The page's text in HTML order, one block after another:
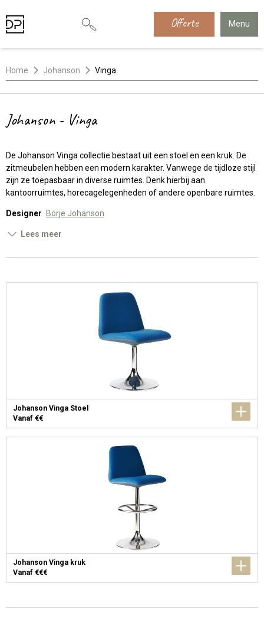
Offerte Menu
Home Johanson Vinga
Johanson - Vinga
De Johanson Vinga collectie bestaat uit een stoel en een kruk. De
zitmeubelen hebben een modern karakter. Vanwege de tijdloze stijl
zijn ze toepasbaar in diverse ruimtes. Denk hierbij aan
kantoorruimtes, horecagelegenheden of andere openbare ruimtes.
Designer Börje Johanson
Lees meer
Johanson Vinga Stoel
Vanaf €€
Johanson Vinga kruk
Vanaf €€€